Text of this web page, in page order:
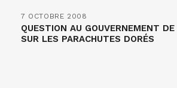
7 OCTOBRE 2008
QUESTION AU GOUVERNEMENT
SUR LES PARACHUTES DORÉS